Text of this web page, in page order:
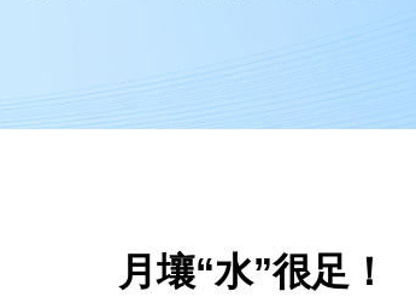
月壤“水”很足！